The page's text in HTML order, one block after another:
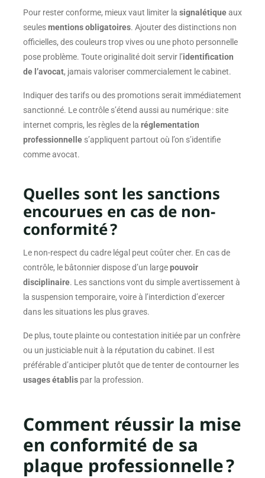
Pour rester conforme, mieux vaut limiter la signalétiqueaux
seulesmentions obligatoires. Ajouter des distinctions non
officielles, des couleurs trop vives ou une photo personnelle
pose problème. Toute originalité doit servir l’identification
de l’avocat, jamais valoriser commercialement le cabinet.
Indiquer des tarifs ou des promotions serait immédiatement
sanctionné. Le contrôle s’étend aussi au numérique : site
internet compris, les règles de la réglementation
professionnelles’appliquent partout où l’on s’identifie
comme avocat.
Quelles sont les sanctions
encourues en cas de non-
conformité ?
Le non-respect du cadre légal peut coûter cher. En cas de
contrôle, le bâtonnier dispose d’un largepouvoir
disciplinaire. Les sanctions vont du simple avertissement à
la suspension temporaire, voire à l’interdiction d’exercer
dans les situations les plus graves.
De plus, toute plainte ou contestation initiée par un confrère
ou un justiciable nuit à la réputation du cabinet. Il est
préférable d’anticiper plutôt que de tenter de contourner les
usages établispar la profession.
Comment réussir la mise
en conformité de sa
plaque professionnelle ?